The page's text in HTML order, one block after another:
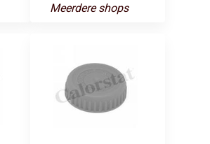
Meerdere shops